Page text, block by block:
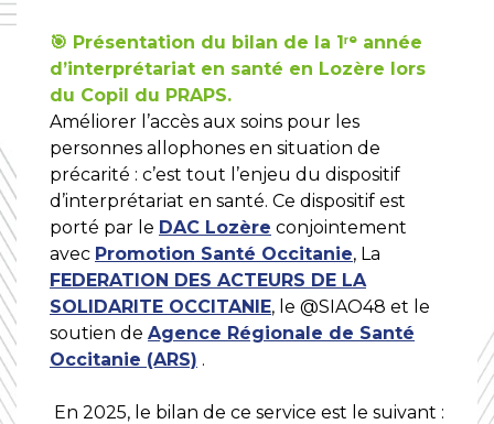
🎯 Présentation du bilan de la 1ʳᵉ année
d’interprétariat en santé en Lozère lors
du Copil du PRAPS.
Améliorer l’accès aux soins pour les
personnes allophones en situation de
précarité : c’est tout l’enjeu du dispositif
d’interprétariat en santé. Ce dispositif est
porté par le DAC Lozère conjointement
avec Promotion Santé Occitanie, La
FEDERATION DES ACTEURS DE LA
SOLIDARITE OCCITANIE, le @SIAO48 et le
soutien de Agence Régionale de Santé
Occitanie (ARS) .
En 2025, le bilan de ce service est le suivant :